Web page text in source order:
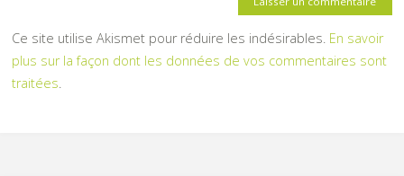
Ce site utilise Akismet pour réduire les indésirables. En savoir
plus sur la façon dont les données de vos commentaires sont
traitées.